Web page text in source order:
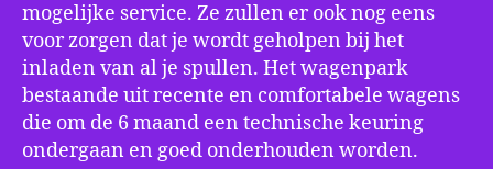
mogelijke service. Ze zullen er ook nog eens
voor zorgen dat je wordt geholpen bij het
inladen van al je spullen. Het wagenpark
bestaande uit recente en comfortabele wagens
die om de 6 maand een technische keuring
ondergaan en goed onderhouden worden.